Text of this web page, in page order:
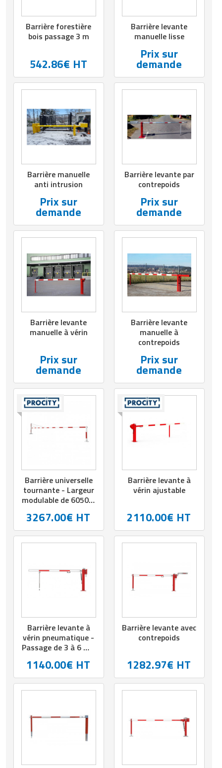
Barrière forestière
bois passage 3 m
542.86€ HT
Barrière levante
manuelle lisse
Prix sur
demande
Barrière manuelle
anti intrusion
Prix sur
demande
Barrière levante par
contrepoids
Prix sur
demande
Barrière levante
manuelle à vérin
Prix sur
demande
Barrière levante
manuelle à
contrepoids
Prix sur
demande
Barrière universelle
tournante - Largeur
modulable de 6050 à
3267.00€ HT
Barrière levante à
vérin ajustable
2110.00€ HT
Barrière levante à
vérin pneumatique -
Passage de 3 à 6 m -
1140.00€ HT
Barrière levante avec
contrepoids
1282.97€ HT